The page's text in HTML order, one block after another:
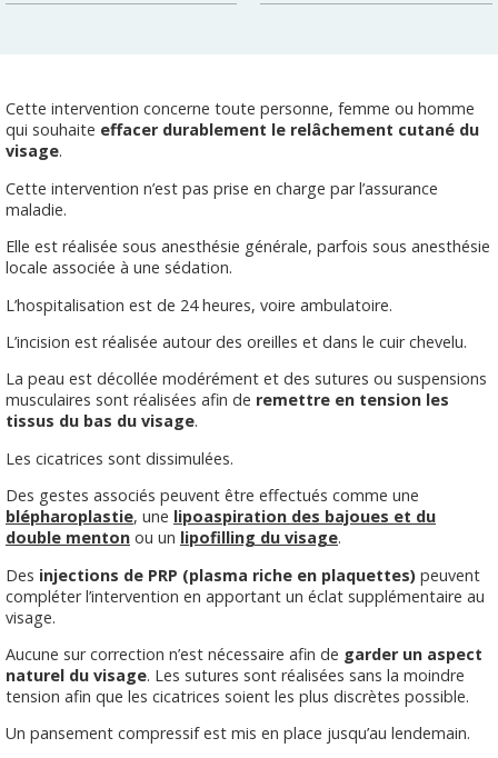
Cette intervention concerne toute personne, femme ou homme
qui souhaite effacer durablement le relâchement cutané du
visage.
Cette intervention n’est pas prise en charge par l’assurance
maladie.
Elle est réalisée sous anesthésie générale, parfois sous anesthésie
locale associée à une sédation.
L’hospitalisation est de 24 heures, voire ambulatoire.
L’incision est réalisée autour des oreilles et dans le cuir chevelu.
La peau est décollée modérément et des sutures ou suspensions
musculaires sont réalisées afin de remettre en tension les
tissus du bas du visage.
Les cicatrices sont dissimulées.
Des gestes associés peuvent être effectués comme une
blépharoplastie, une lipoaspiration des bajoues et du
double menton ou un lipofilling du visage.
Des injections de PRP (plasma riche en plaquettes) peuvent
compléter l’intervention en apportant un éclat supplémentaire au
visage.
Aucune sur correction n’est nécessaire afin de garder un aspect
naturel du visage. Les sutures sont réalisées sans la moindre
tension afin que les cicatrices soient les plus discrètes possible.
Un pansement compressif est mis en place jusqu’au lendemain.